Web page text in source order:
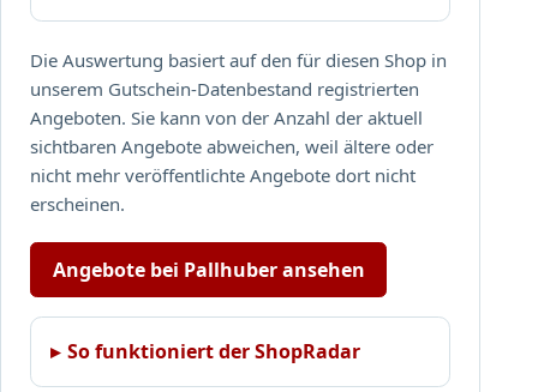
z
e
i
t
w
i
d
.
Die Auswertung basiert auf den für diesen Shop in
unserem Gutschein-Datenbestand registrierten
Angeboten. Sie kann von der Anzahl der aktuell
sichtbaren Angebote abweichen, weil ältere oder
nicht mehr veröffentlichte Angebote dort nicht
erscheinen.
Angebote bei Pallhuber ansehen
So funktioniert der ShopRadar